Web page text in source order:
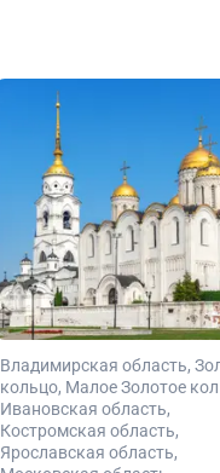
Владимирская область
кольцо Малое Золотое
Ивановская область
Костромская область
Ярославская область